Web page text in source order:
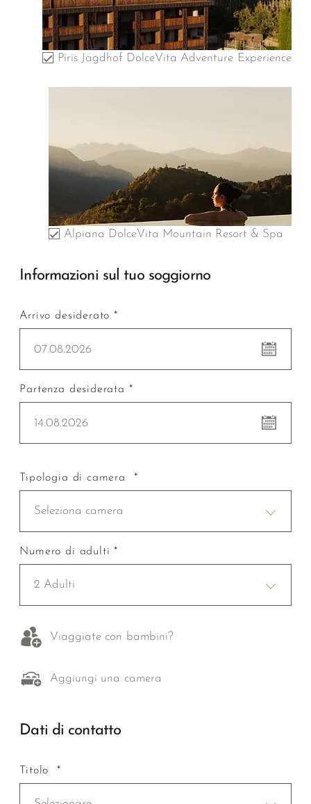
Piris Jagdhof DolceVita Adventure Experience
Alpiana DolceVita Mountain Resort & Spa
Informazioni sul tuo soggiorno
Arrivo desiderato *
07.08.2026
Partenza desiderata *
14.08.2026
Tipologia di camera *
Seleziona camera
Numero di adulti *
2 Adulti
Viaggiate con bambini?
Aggiungi una camera
Dati di contatto
Titolo *